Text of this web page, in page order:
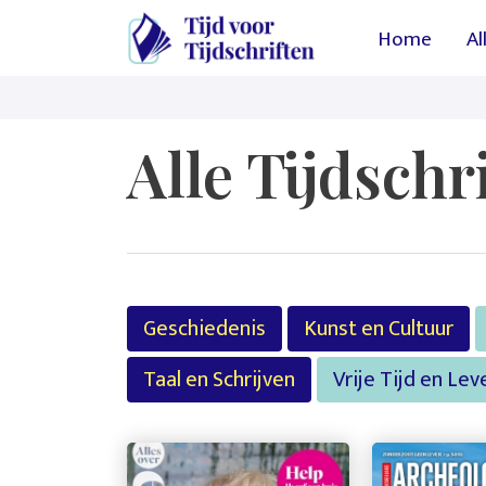
Home
Alle
Geschiedenis Kunst en Cultuur
Taal en Schrijven
Vrije Tijd en